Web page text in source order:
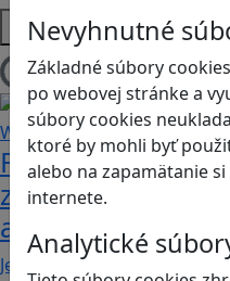
Nevyhnutné
Základné súbory
po webovej stránke a
súbory cookies
ktoré by mohli byť
alebo na zapamätanie
internete.
Analytické
Platformy
Načítam blogy
Fotografujte
zachránili ostrov
adventure
Jednoduchá hra, vhodná